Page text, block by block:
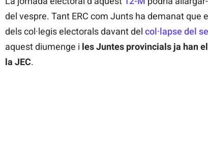
del vespre. Tant ERC com Junts ha demanat que
dels col·legis electorals davant del col·lapse del
aquest diumenge i les Juntes provincials ja han
la JEC.